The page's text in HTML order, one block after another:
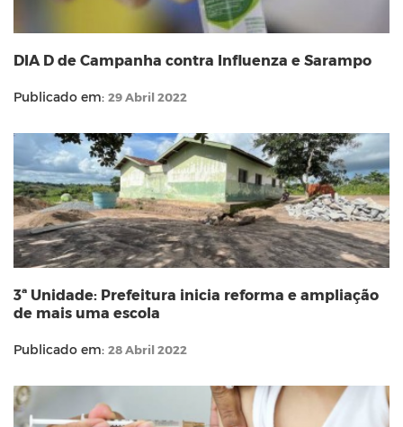
DIA D de Campanha contra Influenza e Sarampo
Publicado em: 29 Abril 2022
3ª Unidade: Prefeitura inicia reforma e ampliação
de mais uma escola
Publicado em: 28 Abril 2022